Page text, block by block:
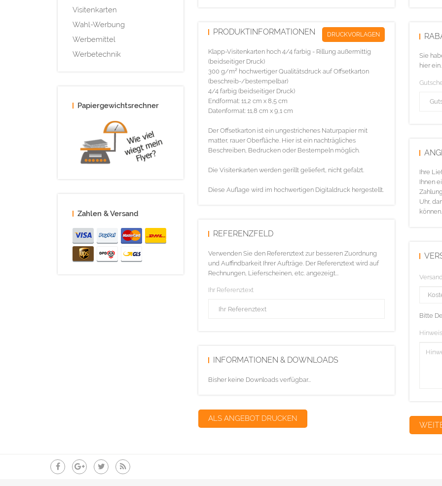
Visitenkarten
Wahl-Werbung
Werbemittel
Werbetechnik
Papiergewichtsrechner
Zahlen & Versand
PRODUKTINFORMATIONEN DRUCKVORLAGEN
Klapp-Visitenkarten hoch 4/4 farbig - Rillung außermittig
(beidseitiger Druck)
300 g/m² hochwertiger Qualitätsdruck auf Offsetkarton
(beschreib-/bestempelbar)
4/4 farbig (beidseitiger Druck)
Endformat: 11,2 cm x 8,5 cm
Datenformat: 11,8 cm x 9,1 cm
Der Offsetkarton ist ein ungestrichenes Naturpapier mit
matter, rauer Oberfläche. Hier ist ein nachträgliches
Beschreiben, Bedrucken oder Bestempeln möglich.
Die Visitenkarten werden gerillt geliefert, nicht gefalzt.
Diese Auflage wird im hochwertigen Digitaldruck hergestellt.
REFERENZFELD
Verwenden Sie den Referenztext zur besseren Zuordnung
und Auffindbarkeit Ihrer Aufträge. Der Referenztext wird auf
Rechnungen, Lieferscheinen, etc. angezeigt...
Ihr Referenztext
INFORMATIONEN & DOWNLOADS
Bisher keine Downloads verfügbar...
ALS ANGEBOT DRUCKEN
Sie
hier ein.
Ihre
Ihnen
Uhr,
können.
Bitte